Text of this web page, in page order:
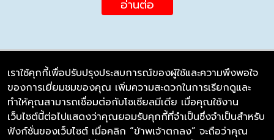
อ่านต่อ
บริษัท ซิมลิงค์ จำกัด
98/226 Bangrakyai-Baanmai Road,
Bangyai, Nonthaburi 11140
เราใช้คุกกี้เพื่อปรับปรุงประสบการณ์ของผู้ใช้และความพึงพอใจ
ของการเยี่ยมชมของคุณ เพิ่มความสะดวกในการเรียกดูและ
ทำให้คุณสามารถเชื่อมต่อกับโซเชียลมีเดีย เมื่อคุณใช้งาน
เว็บไซต์นี้ต่อไปแสดงว่าคุณยอมรับคุกกี้ที่จำเป็นซึ่งจำเป็นสำหรับ
ฟังก์ชั่นของเว็บไซต์ เมื่อคลิก “ข้าพเจ้าตกลง” จะถือว่าคุณ